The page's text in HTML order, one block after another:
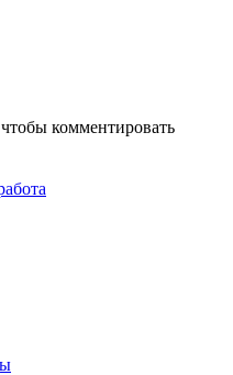
комментировать